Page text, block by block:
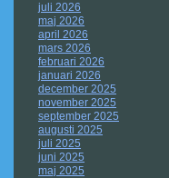
juli 2026
maj 2026
april 2026
mars 2026
februari 2026
januari 2026
december 2025
november 2025
september 2025
augusti 2025
juli 2025
juni 2025
maj 2025